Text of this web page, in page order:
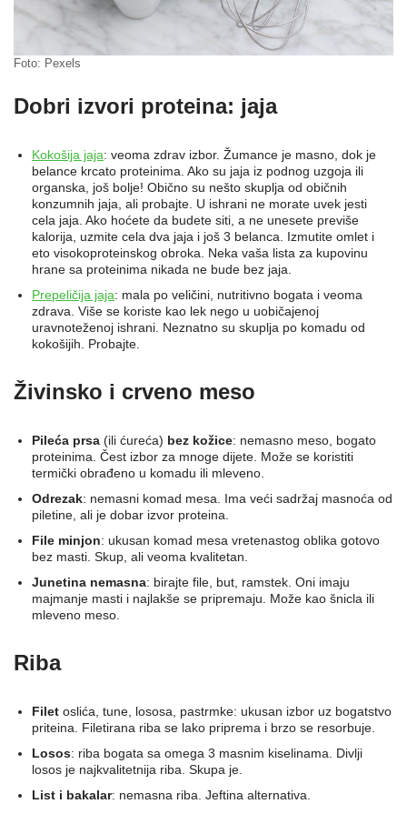
Foto: Pexels
Dobri izvori proteina: jaja
Kokošija jaja: veoma zdrav izbor. Žumance je masno, dok je
belance krcato proteinima. Ako su jaja iz podnog uzgoja ili
organska, još bolje! Obično su nešto skuplja od običnih
konzumnih jaja, ali probajte. U ishrani ne morate uvek jesti
cela jaja. Ako hoćete da budete siti, a ne unesete previše
kalorija, uzmite cela dva jaja i još 3 belanca. Izmutite omlet i
eto visokoproteinskog obroka. Neka vaša lista za kupovinu
hrane sa proteinima nikada ne bude bez jaja.
Prepeličija jaja: mala po veličini, nutritivno bogata i veoma
zdrava. Više se koriste kao lek nego u uobičajenoj
uravnoteženoj ishrani. Neznatno su skuplja po komadu od
kokošijih. Probajte.
Živinsko i crveno meso
Pileća prsa (ili ćureća) bez kožice: nemasno meso, bogato
proteinima. Čest izbor za mnoge dijete. Može se koristiti
termički obrađeno u komadu ili mleveno.
Odrezak: nemasni komad mesa. Ima veći sadržaj masnoća od
piletine, ali je dobar izvor proteina.
File minjon: ukusan komad mesa vretenastog oblika gotovo
bez masti. Skup, ali veoma kvalitetan.
Junetina nemasna: birajte file, but, ramstek. Oni imaju
majmanje masti i najlakše se pripremaju. Može kao šnicla ili
mleveno meso.
Riba
Filet oslića, tune, lososa, pastrmke: ukusan izbor uz bogatstvo
priteina. Filetirana riba se lako priprema i brzo se resorbuje.
Losos: riba bogata sa omega 3 masnim kiselinama. Divlji
losos je najkvalitetnija riba. Skupa je.
List i bakalar: nemasna riba. Jeftina alternativa.